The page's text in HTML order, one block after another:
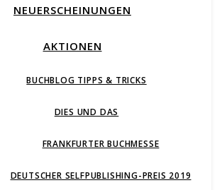
NEUERSCHEINUNGEN
AKTIONEN
BUCHBLOG TIPPS & TRICKS
DIES UND DAS
FRANKFURTER BUCHMESSE
DEUTSCHER SELFPUBLISHING-PREIS 2019